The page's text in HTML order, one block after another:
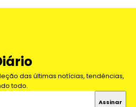
das últimas notícias, tendências,
todo.